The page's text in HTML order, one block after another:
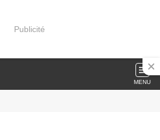
Publicité
MENU